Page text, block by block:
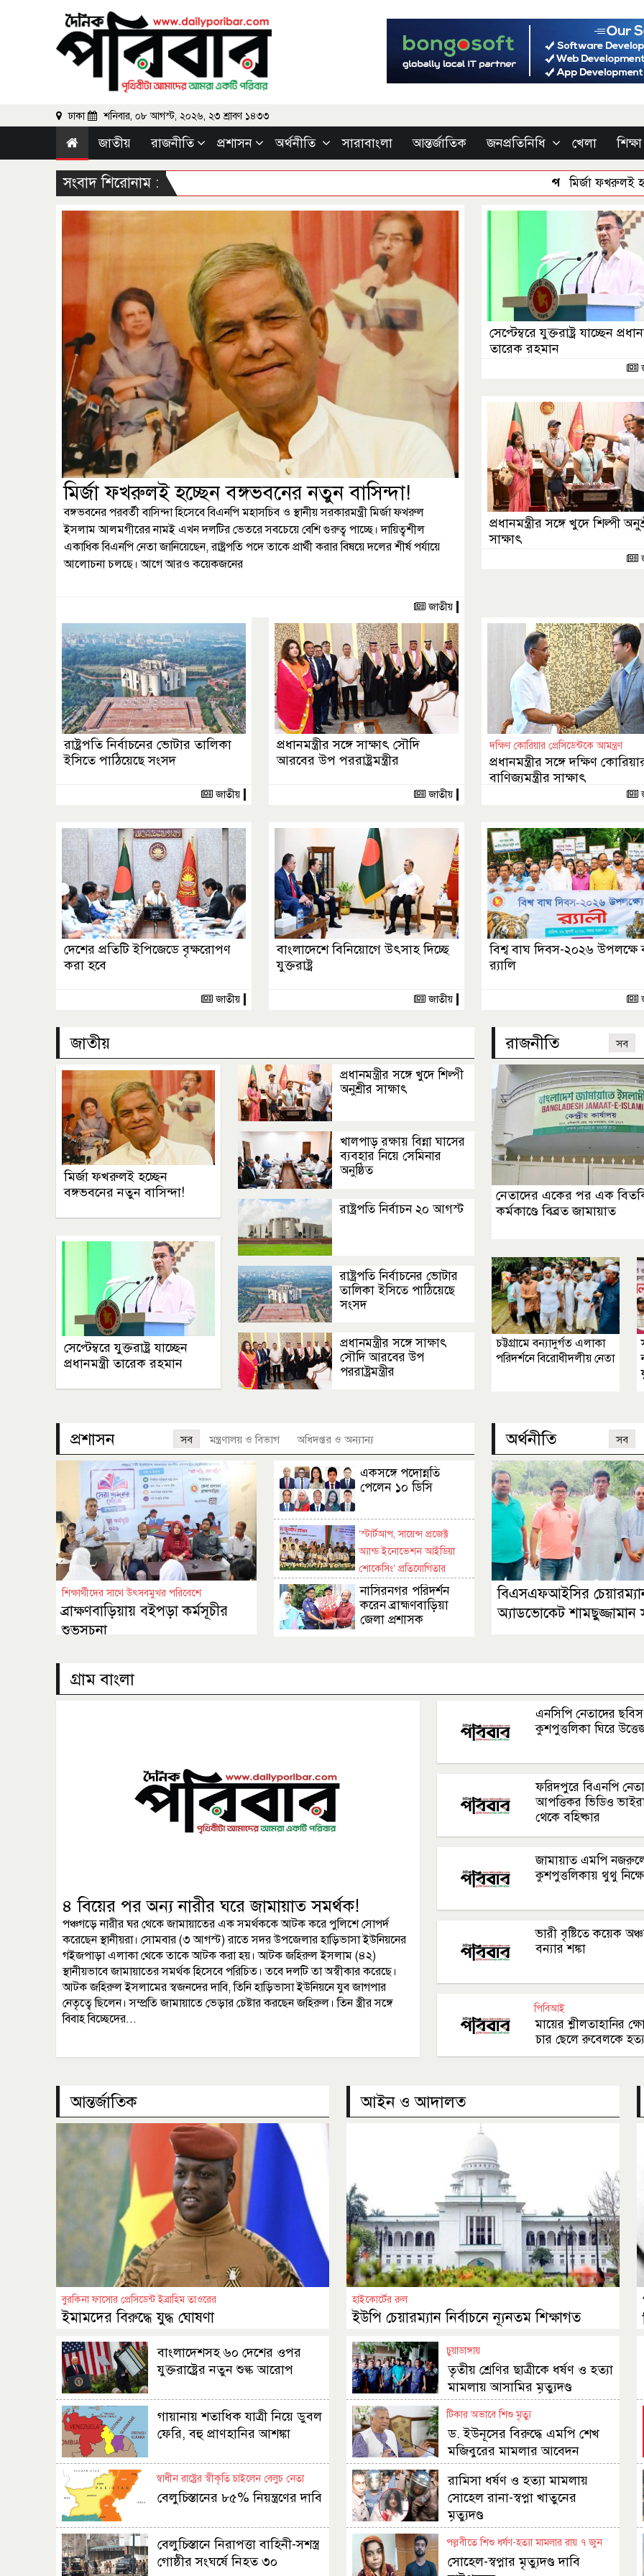
ঢাকা শনিবার, ০৮ আগস্ট, ২০২৬, ২৩ শ্রাবণ ১৪৩৩
জাতীয় রাজনীতি প্রশাসন অর্থনীতি সারাবাংলা আন্তর্জাতিক জনপ্রতিনিধি খেলা শিক্ষা
সংবাদশিরোনাম : মির্জা ফখরুলই হচ্ছেন বঙ্গভবনের
মির্জা ফখরুলই হচ্ছেন বঙ্গভবনের নতুন বাসিন্দা!
বঙ্গভবনের পরবর্তী বাসিন্দা হিসেবে বিএনপি মহাসচিব ও স্থানীয় সরকারমন্ত্রী মির্জা ফখরুল
ইসলাম আলমগীরের নামই এখন দলটির ভেতরে সবচেয়ে বেশি গুরুত্ব পাচ্ছে। দায়িত্বশীল
একাধিক বিএনপি নেতা জানিয়েছেন, রাষ্ট্রপতি পদে তাকে প্রার্থী করার বিষয়ে দলের শীর্ষ পর্যায়ে
আলোচনা চলছে। আগে আরও কয়েকজনের
জাতীয়
সেপ্টেম্বরে যুক্তরাষ্ট্র যাচ্ছেন
তারেক রহমান
প্রধানমন্ত্রীর সঙ্গে খুদে শিল্পী
সাক্ষাৎ
রাষ্ট্রপতি নির্বাচনের ভোটার তালিকা
ইসিতে পাঠিয়েছে সংসদ
জাতীয়
প্রধানমন্ত্রীর সঙ্গে সাক্ষাৎ সৌদি
আরবের উপ পররাষ্ট্রমন্ত্রীর
জাতীয়
দক্ষিণ কোরিয়ার প্রেসিডেন্টকে আমন্ত্রণ
প্রধানমন্ত্রীর সঙ্গে দক্ষিণ
বাণিজ্যমন্ত্রীর সাক্ষাৎ
দেশের প্রতিটি ইপিজেডে বৃক্ষরোপণ
করা হবে
জাতীয়
বাংলাদেশে বিনিয়োগে উৎসাহ দিচ্ছে
যুক্তরাষ্ট্র
জাতীয়
বিশ্ব বাঘ দিবস-২০২৬ উপলক্ষে
র‌্যালি
জাতীয়
মির্জা ফখরুলই হচ্ছেন
বঙ্গভবনের নতুন বাসিন্দা!
সেপ্টেম্বরে যুক্তরাষ্ট্র যাচ্ছেন
প্রধানমন্ত্রী তারেক রহমান
প্রধানমন্ত্রীর সঙ্গে খুদে শিল্পী
অনুশ্রীর সাক্ষাৎ
খালপাড় রক্ষায় বিন্না ঘাসের
ব্যবহার নিয়ে সেমিনার
অনুষ্ঠিত
রাষ্ট্রপতি নির্বাচন ২০ আগস্ট
রাষ্ট্রপতি নির্বাচনের ভোটার
তালিকা ইসিতে পাঠিয়েছে
সংসদ
প্রধানমন্ত্রীর সঙ্গে সাক্ষাৎ
সৌদি আরবের উপ
পররাষ্ট্রমন্ত্রীর
রাজনীতি সব
নেতাদের একের পর এক
কর্মকাণ্ডে বিব্রত জামায়াত
চট্টগ্রামে বন্যাদুর্গত এলাকা
পরিদর্শনে বিরোধীদলীয় নেতা
প্রশাসন সব মন্ত্রণালয় ও বিভাগ অধিদপ্তর ও অন্যান্য
শিক্ষার্থীদের সাথে উৎসবমুখর পরিবেশে
ব্রাক্ষণবাড়িয়ায় বইপড়া কর্মসূচীর
শুভসূচনা
একসঙ্গে পদোন্নতি
পেলেন ১০ ডিসি
‘স্টার্টআপ, সায়েন্স প্রজেক্ট
অ্যান্ড ইনোভেশন আইডিয়া
শোকেসিং’ প্রতিযোগিতার
ঢাকায় বিজয়ীদের মধ্যে
পুরস্কার বিতরণ
নাসিরনগর পরিদর্শন
করেন ব্রাহ্মণবাড়িয়া
জেলা প্রশাসক
অর্থনীতি সব
বিএসএফআইসির
অ্যাডভোকেট
গ্রাম বাংলা
৪ বিয়ের পর অন্য নারীর ঘরে জামায়াত সমর্থক!
পঞ্চগড়ে নারীর ঘর থেকে জামায়াতের এক সমর্থককে আটক করে পুলিশে সোপর্দ
করেছেন স্থানীয়রা। সোমবার (৩ আগস্ট) রাতে সদর উপজেলার হাড়িভাসা ইউনিয়নের
গইজপাড়া এলাকা থেকে তাকে আটক করা হয়। আটক জহিরুল ইসলাম (৪২)
স্থানীয়ভাবে জামায়াতের সমর্থক হিসেবে পরিচিত। তবে দলটি তা অস্বীকার করেছে।
আটক জহিরুল ইসলামের স্বজনদের দাবি, তিনি হাড়িভাসা ইউনিয়নে যুব জাগপার
নেতৃত্বে ছিলেন। সম্প্রতি জামায়াতে ভেড়ার চেষ্টার করছেন জহিরুল। তিন স্ত্রীর সঙ্গে
বিবাহ বিচ্ছেদের...
এনসিপি নেতাদের
কুশপুত্তলিকা ঘিরে
ফরিদপুরে বিএনপি
আপত্তিকর ভিডিও
থেকে বহিষ্কার
জামায়াত এমপি
কুশপুত্তলিকায় থুথু
ভারী বৃষ্টিতে কয়েক
বন্যার শঙ্কা
পিবিআই
মায়ের শ্লীলতাহানির
চার ছেলে রুবেলকে
করেছে
আন্তর্জাতিক
বুরকিনা ফাসোর প্রেসিডেন্ট ইব্রাহিম তাওরের
ইমামদের বিরুদ্ধে যুদ্ধ ঘোষণা
বাংলাদেশসহ ৬০ দেশের ওপর
যুক্তরাষ্ট্রের নতুন শুল্ক আরোপ
গায়ানায় শতাধিক যাত্রী নিয়ে ডুবল
ফেরি, বহু প্রাণহানির আশঙ্কা
স্বাধীন রাষ্ট্রের স্বীকৃতি চাইলেন বেলুচ নেতা
বেলুচিস্তানের ৮৫% নিয়ন্ত্রণের দাবি
বেলুচিস্তানে নিরাপত্তা বাহিনী-সশস্ত্র
গোষ্ঠীর সংঘর্ষে নিহত ৩০
আইন ও আদালত
হাইকোর্টের রুল
ইউপি চেয়ারম্যান নির্বাচনে ন্যূনতম শিক্ষাগত
যোগ্যতা স্নাতক কেন নয়
চুয়াডাঙ্গায়
তৃতীয় শ্রেণির ছাত্রীকে ধর্ষণ ও হত্যা
মামলায় আসামির মৃত্যুদণ্ড
টিকার অভাবে শিশু মৃত্যু
ড. ইউনূসের বিরুদ্ধে এমপি শেখ
মজিবুরের মামলার আবেদন
রামিসা ধর্ষণ ও হত্যা মামলায়
সোহেল রানা-স্বপ্না খাতুনের
মৃত্যুদণ্ড
পল্লবীতে শিশু ধর্ষণ-হত্যা মামলার রায় ৭ জুন
সোহেল-স্বপ্নার মৃত্যুদণ্ড দাবি